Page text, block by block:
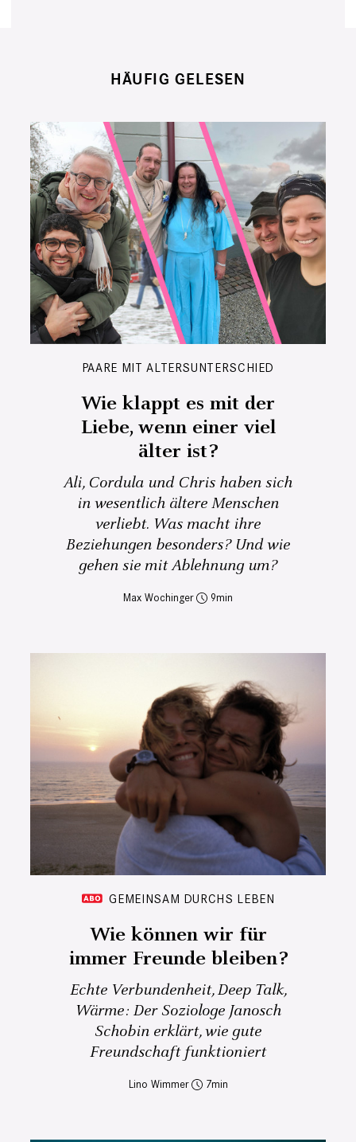
HÄUFIG GELESEN
PAARE MIT ALTERSUNTERSCHIED
Wie klappt es mit der
Liebe, wenn einer viel
älter ist?
Ali, Cordula und Chris haben sich
in wesentlich ältere Menschen
verliebt. Was macht ihre
Beziehungen besonders? Und wie
gehen sie mit Ablehnung um?
Max Wochinger 9
GEMEINSAM DURCHS LEBEN
Wie können wir für
immer Freunde bleiben?
Echte Verbundenheit, Deep Talk,
Wärme: Der Soziologe Janosch
Schobin erklärt, wie gute
Freundschaft funktioniert
Lino Wimmer 7